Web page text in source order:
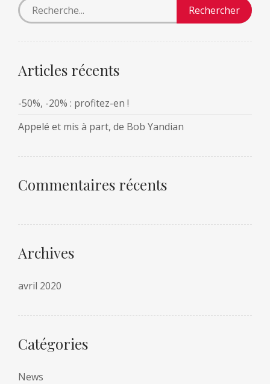
Articles récents
-50%, -20% : profitez-en !
Appelé et mis à part, de Bob Yandian
Commentaires récents
Archives
avril 2020
Catégories
News